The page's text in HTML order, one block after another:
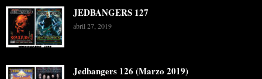
JEDBANGERS 127
abril 27, 2019
Jedbangers 126 (Marzo 2019)